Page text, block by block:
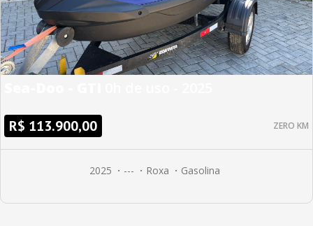
R$ 113.900,00 ZERO KM
2025 --- Roxa Gasolina